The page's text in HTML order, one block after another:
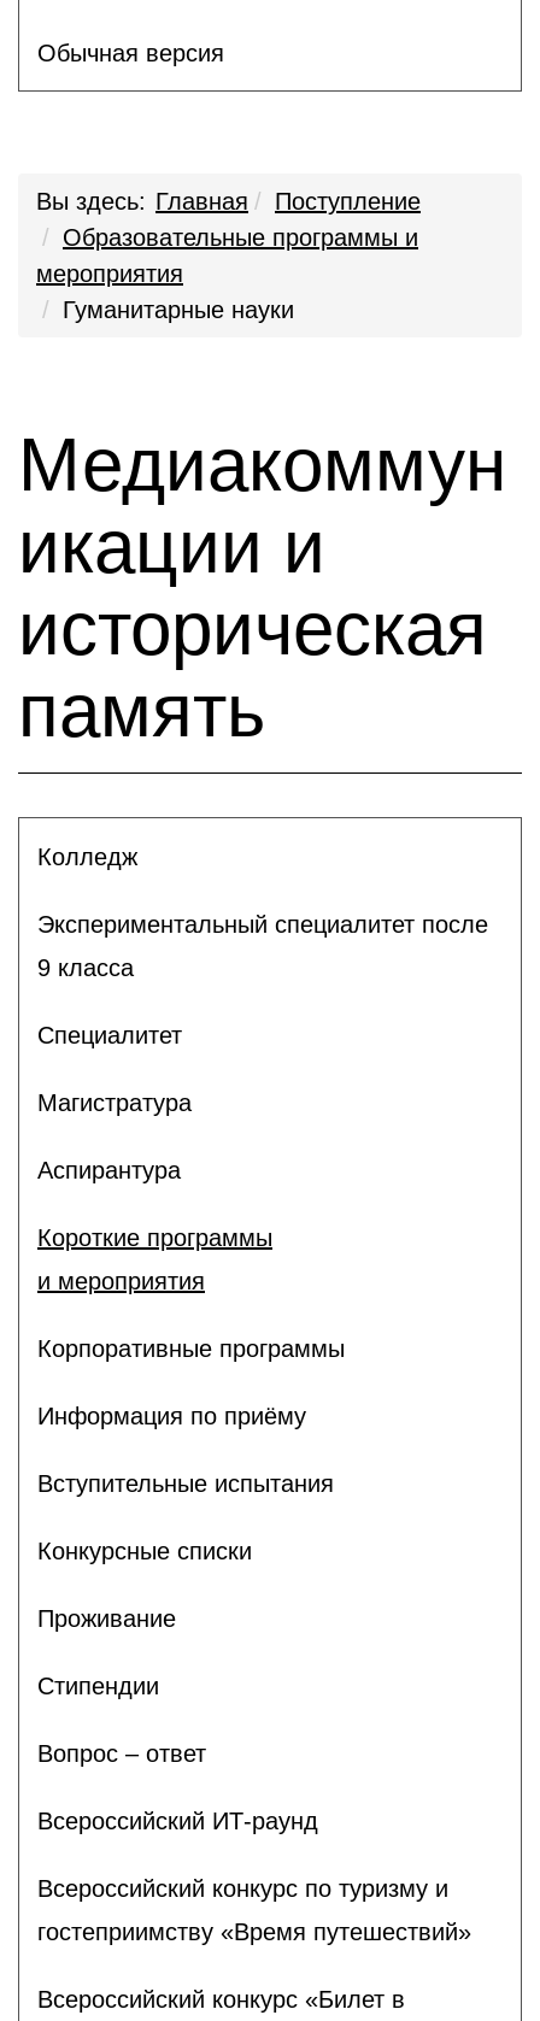
Обычная версия
Вы здесь: Главная
Поступление
Образовательные программы и
мероприятия
Гуманитарные науки
Медиакоммун
икации и
историческая
память
Колледж
Экспериментальный специалитет после
9 класса
Специалитет
Магистратура
Аспирантура
Короткие программы
и мероприятия
Корпоративные программы
Информация по приёму
Вступительные испытания
Конкурсные списки
Проживание
Стипендии
Вопрос – ответ
Всероссийский ИТ-раунд
Всероссийский конкурс по туризму и
гостеприимству «Время путешествий»
Всероссийский конкурс «Билет в